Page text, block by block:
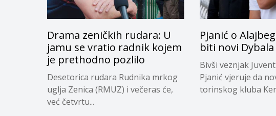
Drama zeničkih rudara: U
jamu se vratio radnik kojem
je prethodno pozlilo
Desetorica rudara Rudnika mrkog
uglja Zenica (RMUZ) i večeras će,
već četvrtu...
Pjanić o
biti novi
Bivši veznjak
Pjanić vjeruje da
torinskog kluba